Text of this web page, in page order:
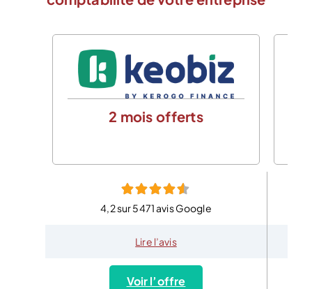
2 mois offerts
4,2 sur 5471 avis Google
Lire l’avis
Voir l’offre